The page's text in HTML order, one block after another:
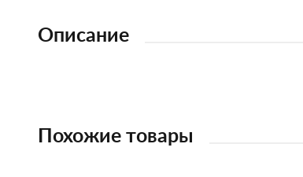
Описание
Похожие товары